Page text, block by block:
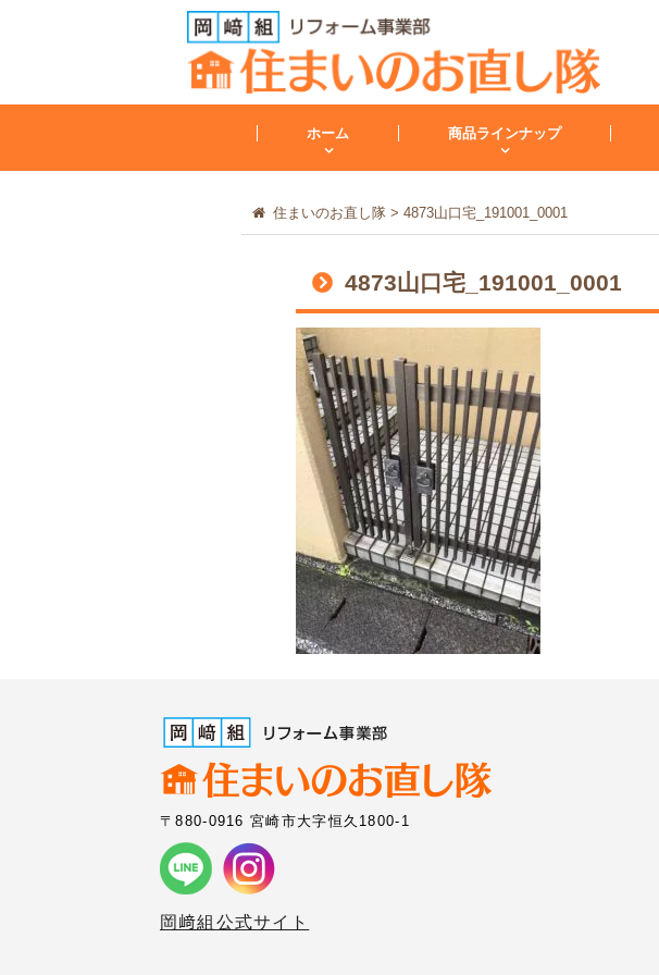
ホーム 商品ラインナップ
トイレリフォーム 洗面台
給湯器
トイレ キッチン
レンジフード
その他
会社案内 スタッフ紹介
工事保証について
住まいのお直し隊> 4873山口宅_191001_0001
4873山口宅_191001_0001
〒880-0916 宮崎市大字恒久1800-1
岡﨑組公式サイト